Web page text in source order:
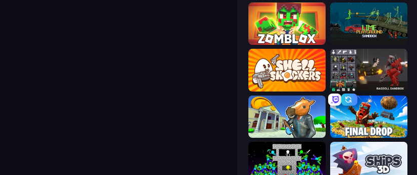
Zomblox
Shell Shockers Last Play: Ragdoll Sandbox
Bank Robbery 3 Final Drop